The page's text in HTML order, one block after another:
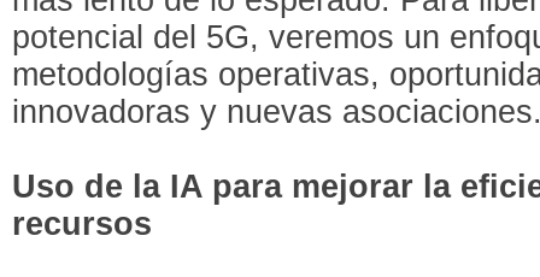
potencial del 5G, veremos un
metodologías operativas,
innovadoras y nuevas
Uso de la IA para mejorar la
recursos